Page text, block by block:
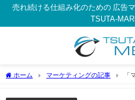
売れ続ける仕組み化のための 広告
TSUTA-
ホーム マーケティングの記事
「